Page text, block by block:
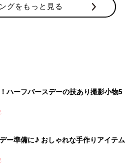
」
いぐるみなどと一緒にハーフバース
以外は家にあるものを利用してセッ
時間は生まれたときの時間になのだ
すね！
グをもっと見る
ハーフバースデーの技あり撮影小物5
ー準備に♪ おしゃれな手作りアイテム